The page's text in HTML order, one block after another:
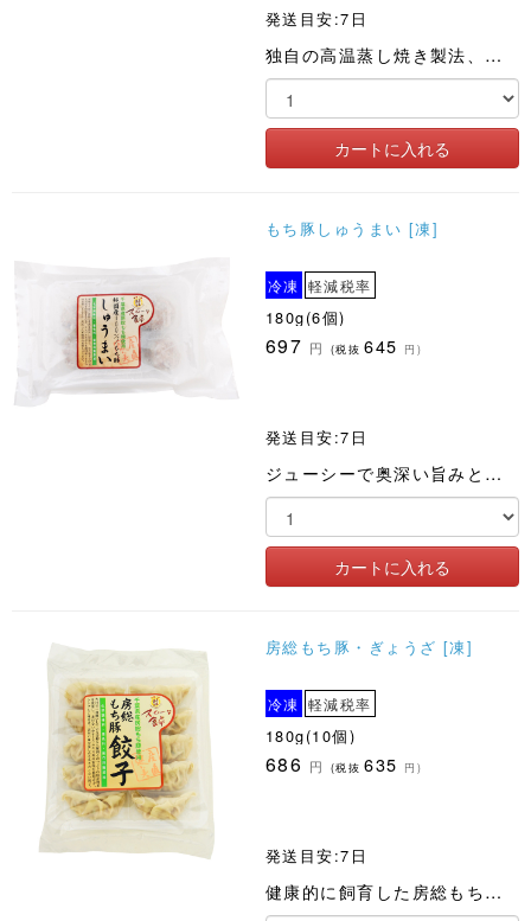
発送目安:7日
独自の高温蒸し焼き製法、油で揚げないノンフライの和風から揚げ
もち豚しゅうまい [凍]
冷凍 軽減税率
180g(6個)
697 円 (税抜645 円)
発送目安:7日
ジューシーで奥深い旨みと生姜の風味が特長
房総もち豚・ぎょうざ [凍]
冷凍 軽減税率
180g(10個)
686 円 (税抜635 円)
発送目安:7日
健康的に飼育した房総もち豚の挽肉とたっぷりの国産野菜を使用